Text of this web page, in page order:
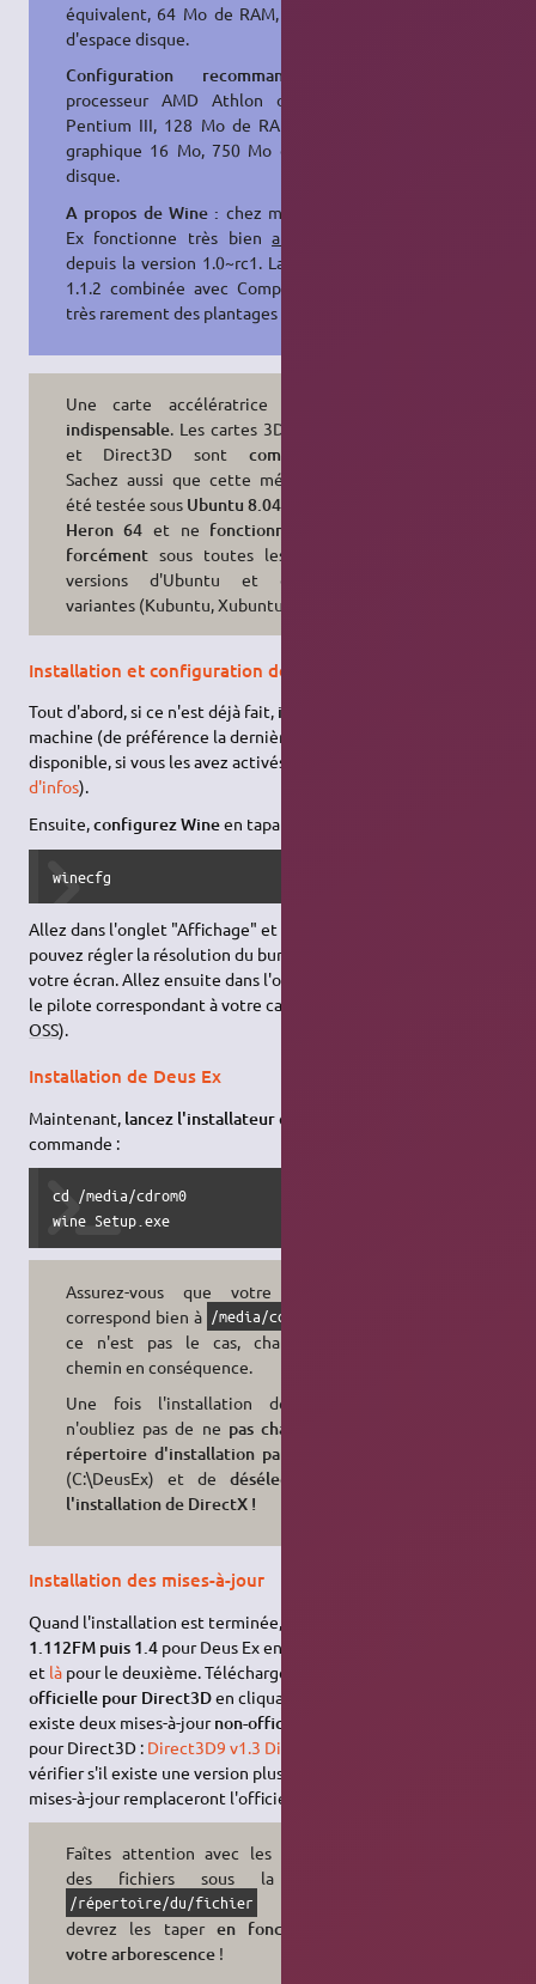
équivalent, 64 Mo de RAM, 150 Mo
d'espace disque.
Configuration recommandée :
processeur AMD Athlon ou Intel
Pentium III, 128 Mo de RAM, carte
graphique 16 Mo, 750 Mo d'espace
disque.
A propos de Wine : chez moi, Deus
Ex fonctionne très bienau moins
depuis la version 1.0~rc1. La version
1.1.2 combinée avec Compiz cause
très rarement des plantages du jeu.
Une carte accélératrice 3D est
indispensable. Les cartes 3Dfx Glide
et Direct3D sont compatibles
Sachez aussi que cette méthode a
été testée sous Ubuntu 8.04.1 Hardy
Heron 64 et ne fonctionnera pas
forcémentsous toutes les autres
versions d'Ubuntu et de ses
variantes (Kubuntu, Xubuntu, etc.).
Installation et configuration de Wine
Tout d'abord, si ce n'est déjà fait, installez Wine
machine (de préférence la dernière version. Celle-ci est
disponible, si vous les avez activés, dans les
d'infos).
Ensuite,configurez Wineen tapant dans une console :
winecfg
Allez dans l'onglet "Affichage" et cochez toutes les cases. Vous
pouvez régler la résolution du bureau virtuel en fonction de
votre écran. Allez ensuite dans l'onglet "Audio" et sélectionnez
le pilote correspondant à votre carte son (en général ALSA ou
OSS).
Installation de Deus Ex
Maintenant, lancez l'installateuren tapant dans une console la
commande :
cd /media/cdrom0
wine Setup.exe
Assurez-vous que votre lecteur
correspond bien à /media/cdrom0
ce n'est pas le cas, changez le
chemin en conséquence.
Une fois l'installation démarrée,
n'oubliez pas de ne pas changer le
répertoire d'installation par défaut
(C:\DeusEx) et de désélectionner
l'installation de DirectX !
Installation des mises-à-jour
Quand l'installation est terminée, téléchargez les
1.112FM puis 1.4 pour Deus Ex en cliquant
et là pour le deuxième. Téléchargez ensuite la
officielle pour Direct3Den cliquant
existe deux mises-à-journon-officielles
pour Direct3D : Direct3D9 v1.3 Direct3D8 v1.3
vérifier s'il existe une version plus récente sur
mises-à-jour remplaceront l'officielle si vous l'avez installée.
Faîtes attention avec les chemins
des fichiers sous la forme
/répertoire/du/fichier
devrez les taper en fonction de
votre arborescence!